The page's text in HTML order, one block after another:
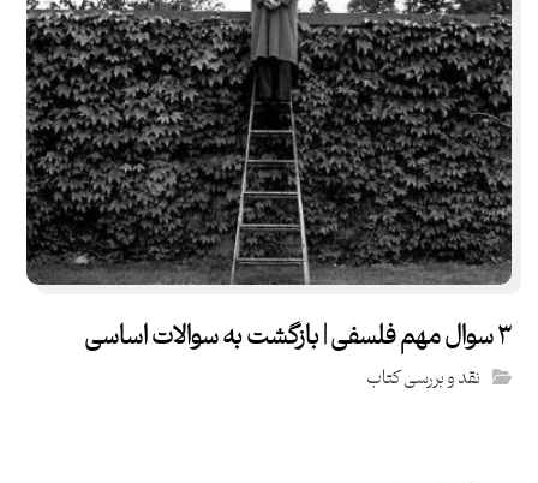
۳ سوال مهم فلسفی | بازگشت به سوالات اساسی
نقد و بررسی کتاب